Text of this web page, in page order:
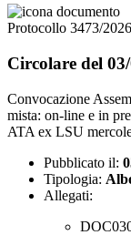
Protocollo 3473/
Circolare del
Convocazione
mista: on-line e in
ATA ex LSU
Pubblicato il:
Tipologia:
Allegati: